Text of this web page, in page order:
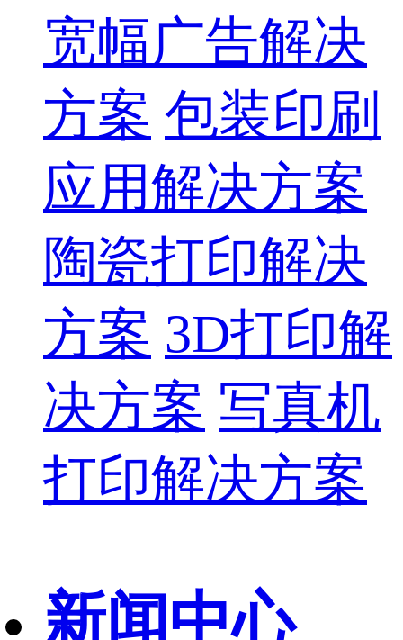
宽幅广告解决
方案 包装印刷
应用解决方案
陶瓷打印解决
方案 3D打印解
决方案 写真机
打印解决方案
新闻中心